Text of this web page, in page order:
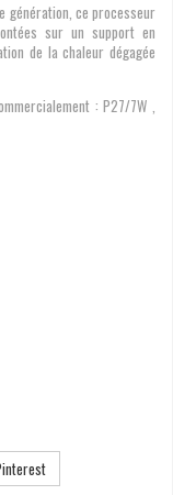
génération, ce processeur
sur un support en
de la chaleur dégagée
: P27/7W ,